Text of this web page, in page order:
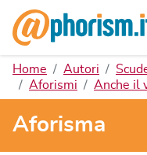
Home Autori
Aforismi
Anche il
Aforisma